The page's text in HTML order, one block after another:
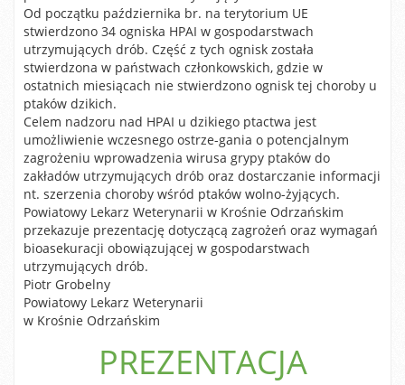
Od początku października br. na terytorium UE
stwierdzono 34 ogniska HPAI w gospodarstwach
utrzymujących drób. Część z tych ognisk została
stwierdzona w państwach członkowskich, gdzie w
ostatnich miesiącach nie stwierdzono ognisk tej choroby u
ptaków dzikich.
Celem nadzoru nad HPAI u dzikiego ptactwa jest
umożliwienie wczesnego ostrze-gania o potencjalnym
zagrożeniu wprowadzenia wirusa grypy ptaków do
zakładów utrzymujących drób oraz dostarczanie informacji
nt. szerzenia choroby wśród ptaków wolno-żyjących.
Powiatowy Lekarz Weterynarii w Krośnie Odrzańskim
przekazuje prezentację dotyczącą zagrożeń oraz wymagań
bioasekuracji obowiązującej w gospodarstwach
utrzymujących drób.
Piotr Grobelny
Powiatowy Lekarz Weterynarii
w Krośnie Odrzańskim
PREZENTACJA